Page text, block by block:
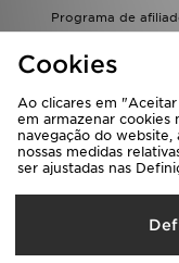
Programa de
Cookies
Ao clicares em
em armazenar cookies
navegação do website,
nossas medidas
ser ajustadas nas